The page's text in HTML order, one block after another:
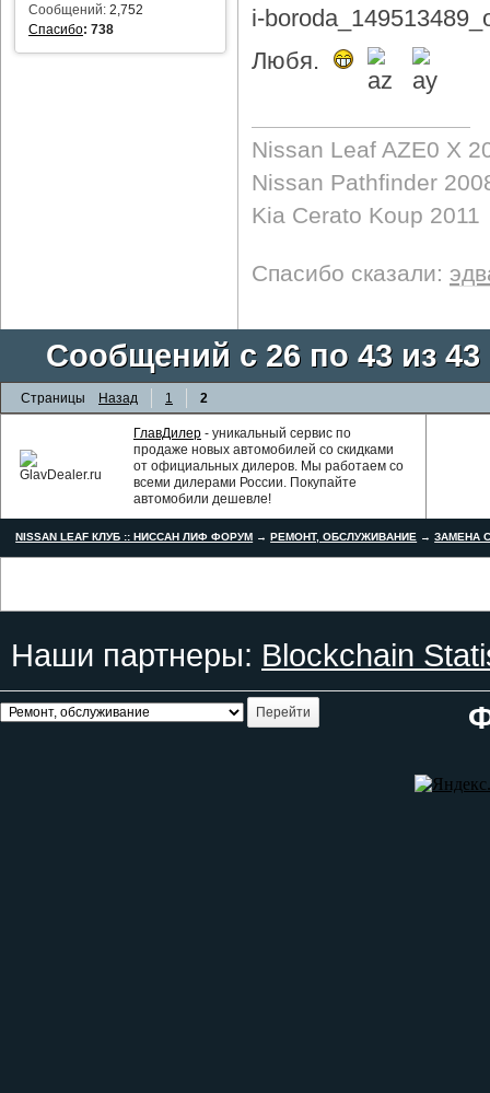
Сообщений: 2,752
Спасибо: 738
Любя.
Nissan Leaf AZE0 X
Nissan Pathfinder
Kia Cerato Koup 2011
Спасибо сказали:
Сообщений с 26 по 43 из 43
Страницы Назад 1 2
ГлавДилер - уникальный сервис по
продаже новых автомобилей со скидками
от официальных дилеров. Мы работаем со
всеми дилерами России. Покупайте
автомобили дешевле!
NISSAN LEAF КЛУБ :: НИССАН ЛИФ ФОРУМ →РЕМОНТ, ОБСЛУЖИВАНИЕ →ЗАМЕНА
Наши партнеры: Blockchain